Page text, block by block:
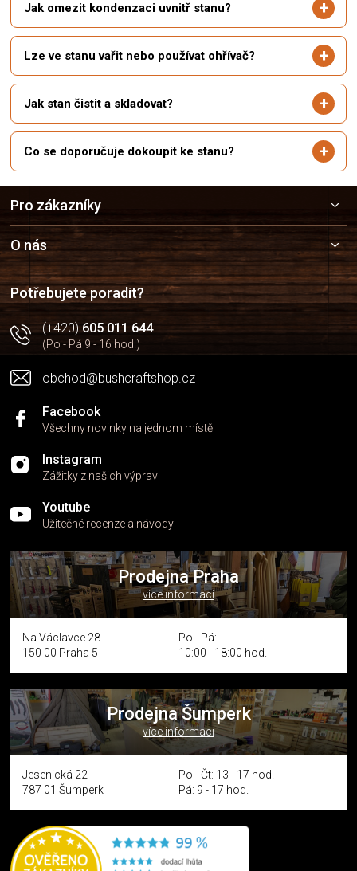
Jak omezit kondenzaci uvnitř stanu?
Lze ve stanu vařit nebo používat ohřívač?
Jak stan čistit a skladovat?
Co se doporučuje dokoupit ke stanu?
a
t
í
Pro zákazníky
O nás
Potřebujete poradit?
(+420)605 011 644
(Po - Pá 9 - 16 hod.)
obchod@bushcraftshop.cz
Facebook
Všechny novinky na jednom místě
Instagram
Zážitky z našich výprav
Youtube
Užitečné recenze a návody
Prodejna Praha
více informací
Na Václavce 28
150 00 Praha 5
Po - Pá:
10:00 - 18:00 hod.
Prodejna Šumperk
více informací
Jesenická 22
787 01 Šumperk
Po - Čt: 13 - 17 hod.
Pá: 9 - 17 hod.